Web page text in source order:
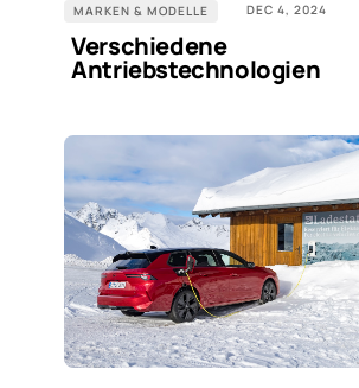
MARKEN & MODELLE DEC 4, 2024
Verschiedene
Antriebstechnologien